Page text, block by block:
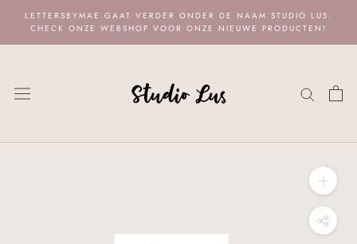
content
LETTERSBYMAE GAAT VERDER ONDER DE NAAM STUDIO LUS.
CHECK ONZE WEBSHOP VOOR ONZE NIEUWE PRODUCTEN!